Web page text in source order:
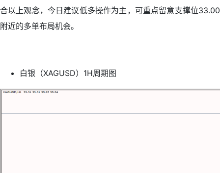
合以上观念，今日建议低多操作为主，可重点留意支撑位33.00
附近的多单布局机会。
白银（XAGUSD）1H周期图